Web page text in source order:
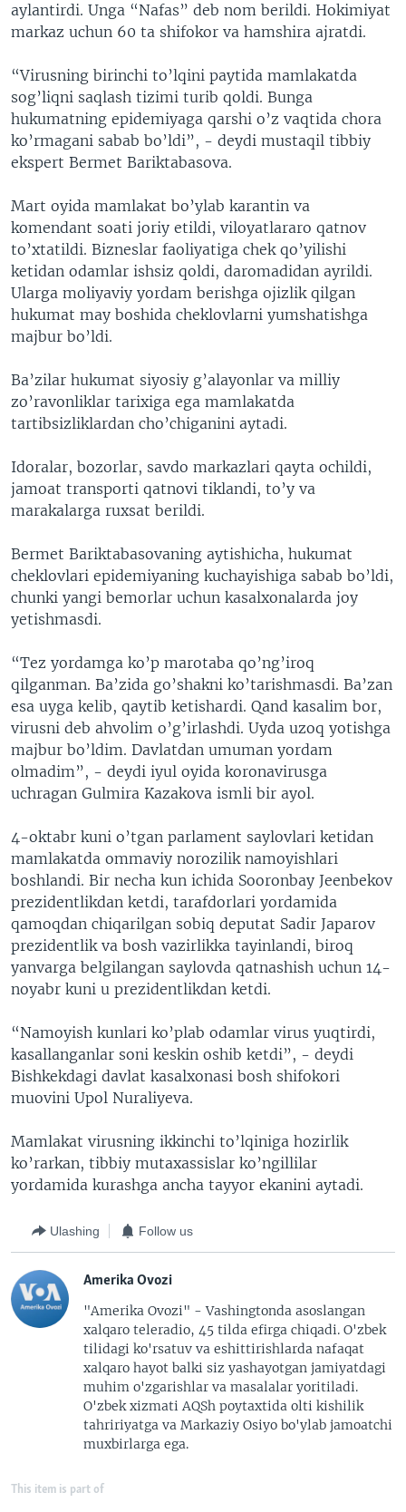
aylantirdi. Unga “Nafas” deb nom berildi. Hokimiyat
markaz uchun 60 ta shifokor va hamshira ajratdi.
“Virusning birinchi to’lqini paytida mamlakatda
sog’liqni saqlash tizimi turib qoldi. Bunga
hukumatning epidemiyaga qarshi o’z vaqtida chora
ko’rmagani sabab bo’ldi”, - deydi mustaqil tibbiy
ekspert Bermet Bariktabasova.
Mart oyida mamlakat bo’ylab karantin va
komendant soati joriy etildi, viloyatlararo qatnov
to’xtatildi. Bizneslar faoliyatiga chek qo’yilishi
ketidan odamlar ishsiz qoldi, daromadidan ayrildi.
Ularga moliyaviy yordam berishga ojizlik qilgan
hukumat may boshida cheklovlarni yumshatishga
majbur bo’ldi.
Ba’zilar hukumat siyosiy g’alayonlar va milliy
zo’ravonliklar tarixiga ega mamlakatda
tartibsizliklardan cho’chiganini aytadi.
Idoralar, bozorlar, savdo markazlari qayta ochildi,
jamoat transporti qatnovi tiklandi, to’y va
marakalarga ruxsat berildi.
Bermet Bariktabasovaning aytishicha, hukumat
cheklovlari epidemiyaning kuchayishiga sabab bo’ldi,
chunki yangi bemorlar uchun kasalxonalarda joy
yetishmasdi.
“Tez yordamga ko’p marotaba qo’ng’iroq
qilganman. Ba’zida go’shakni ko’tarishmasdi. Ba’zan
esa uyga kelib, qaytib ketishardi. Qand kasalim bor,
virusni deb ahvolim o’g’irlashdi. Uyda uzoq yotishga
majbur bo’ldim. Davlatdan umuman yordam
olmadim”, - deydi iyul oyida koronavirusga
uchragan Gulmira Kazakova ismli bir ayol.
4-oktabr kuni o’tgan parlament saylovlari ketidan
mamlakatda ommaviy norozilik namoyishlari
boshlandi. Bir necha kun ichida Sooronbay Jeenbekov
prezidentlikdan ketdi, tarafdorlari yordamida
qamoqdan chiqarilgan sobiq deputat Sadir Japarov
prezidentlik va bosh vazirlikka tayinlandi, biroq
yanvarga belgilangan saylovda qatnashish uchun 14-
noyabr kuni u prezidentlikdan ketdi.
“Namoyish kunlari ko’plab odamlar virus yuqtirdi,
kasallanganlar soni keskin oshib ketdi”, - deydi
Bishkekdagi davlat kasalxonasi bosh shifokori
muovini Upol Nuraliyeva.
Mamlakat virusning ikkinchi to’lqiniga hozirlik
ko’rarkan, tibbiy mutaxassislar ko’ngillilar
yordamida kurashga ancha tayyor ekanini aytadi.
Ulashing Follow us
Amerika Ovozi
"Amerika Ovozi" - Vashingtonda asoslangan
xalqaro teleradio, 45 tilda efirga chiqadi. O'zbek
tilidagi ko'rsatuv va eshittirishlarda nafaqat
xalqaro hayot balki siz yashayotgan jamiyatdagi
muhim o'zgarishlar va masalalar yoritiladi.
O'zbek xizmati AQSh poytaxtida olti kishilik
tahririyatga va Markaziy Osiyo bo'ylab jamoatchi
muxbirlarga ega.
This item is part of